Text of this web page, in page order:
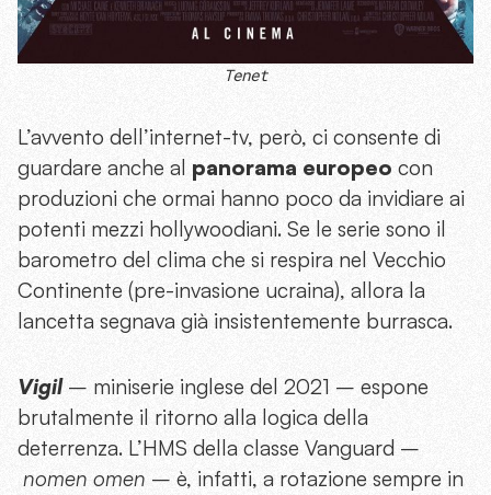
Tenet
L’avvento dell’internet-tv, però, ci consente di
guardare anche al panorama europeo con
produzioni che ormai hanno poco da invidiare ai
potenti mezzi hollywoodiani. Se le serie sono il
barometro del clima che si respira nel Vecchio
Continente (pre-invasione ucraina), allora la
lancetta segnava già insistentemente burrasca.
Vigil– miniserie inglese del 2021 – espone
brutalmente il ritorno alla logica della
deterrenza. L’HMS della classe Vanguard –
nomen omen – è, infatti, a rotazione sempre in